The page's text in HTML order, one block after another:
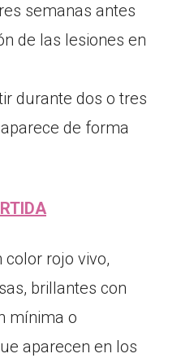
semanas antes
de las lesiones en
durante dos o tres
de forma
color rojo vivo,
brillantes con
mínima o
aparecen en los